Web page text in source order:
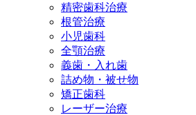
精密歯科治療
根管治療
小児歯科
全顎治療
義歯・入れ歯
詰め物・被せ物
矯正歯科
レーザー治療